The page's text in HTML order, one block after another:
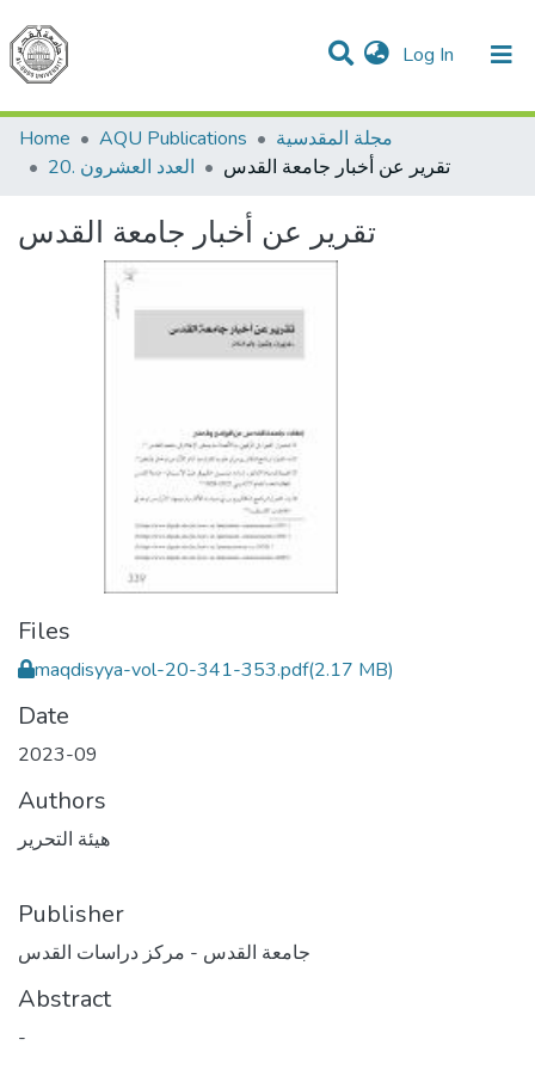
Log In (current)
Communities & Collections
All of DSpace
Home
AQU Publications
مجلة المقدسية
20. العدد العشرون
تقرير عن أخبار جامعة القدس
تقرير عن أخبار جامعة القدس
Files
maqdisyya-vol-20-341-353.pdf(2.17 MB)
Date
2023-09
Authors
هيئة التحرير
Publisher
جامعة القدس - مركز دراسات القدس
Abstract
-